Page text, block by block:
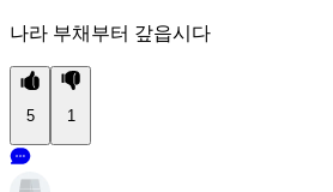
나라 부채부터 갚읍시다
5 1